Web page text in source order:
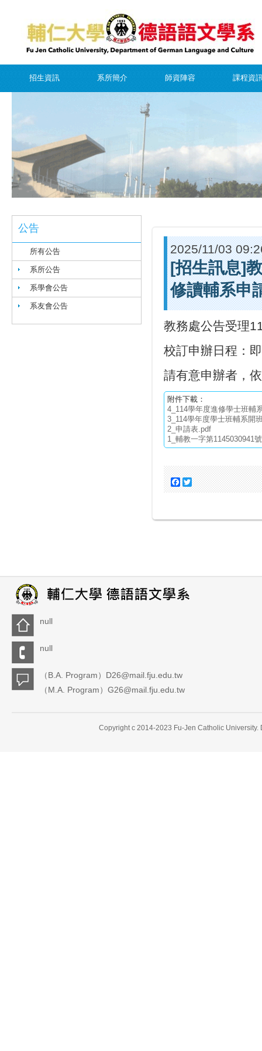
招生資訊 系所簡介 師資陣容 課程資
公告
所有公告
系所公告
系學會公告
系友會公告
2025/11/03
[招生訊息]
修讀輔系申
教務處公告受理
校訂申辦日程：
請有意申辦者，
附件下載：
4_114學年度進修學士班輔
3_114學年度學士班輔系開
2_申請表.pdf
1_輔教一字第1145030941
Facebook
null
null
（B.A. Program）D26@mail.fju.edu.tw
（M.A. Program）G26@mail.fju.edu.tw
Copyright c 2014-2023 Fu-Jen Catholic